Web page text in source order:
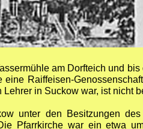
am Dorfteich und
eine Raiffeisen-
Lehrer in Suckow war, ist nicht
unter den Besitzungen
Pfarrkirche war ein etwa